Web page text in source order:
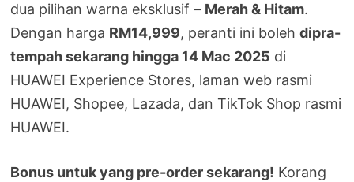
dua pilihan warna eksklusif – Merah & Hitam.
Dengan harga RM14,999, peranti ini bolehdipra-
tempah sekarang hingga 14 Mac 2025 di
HUAWEI Experience Stores, laman web rasmi
HUAWEI, Shopee, Lazada, dan TikTok Shop rasmi
HUAWEI.
Bonus untuk yang pre-order sekarang! Korang